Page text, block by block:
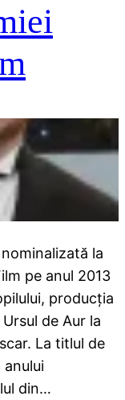
la
pe anul 2013
producţia
de Aur la
La titlul de
anului
din…